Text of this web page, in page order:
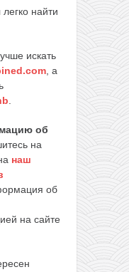
найти
искать
, а
.
об
на
наш
об
на сайте